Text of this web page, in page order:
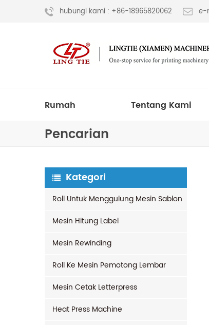
hubungi kami : +86-18965820062 e-
Rumah Tentang Kami
Pencarian
Kategori
Roll Untuk Menggulung Mesin Sablon
Mesin Hitung Label
Mesin Rewinding
Roll Ke Mesin Pemotong Lembar
Mesin Cetak Letterpress
Heat Press Machine